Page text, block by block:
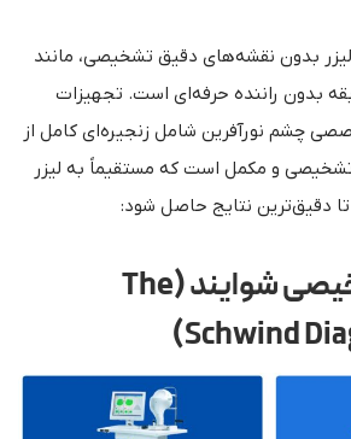
بدون نقشه‌های دقیق تشخیصی، مانند
بدون راننده حرفه‌ای است. تجهیزات
چشم نورآفرین شامل زنجیره‌ای کامل از
تشخیصی و مکمل است که مستقیماً به لیزر
دقیق‌ترین نتایج حاصل شود:
۱. خانواده تشخیصی شوایند (The
Schwind